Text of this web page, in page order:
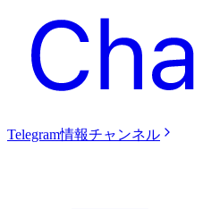
Telegram情報チャンネル